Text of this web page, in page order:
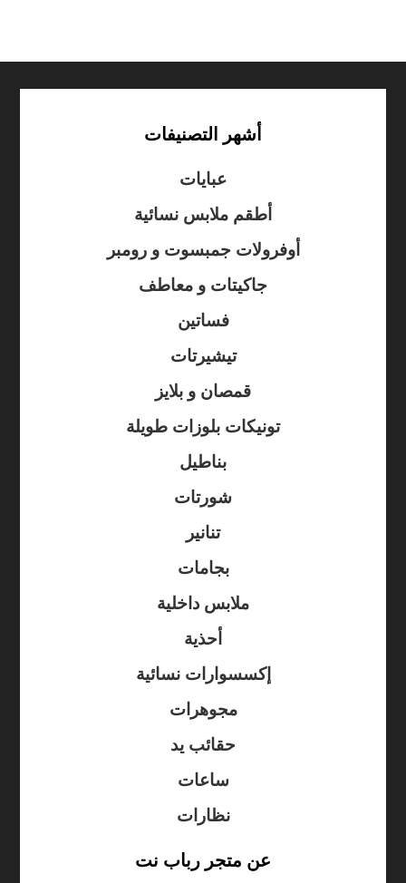
أشهر التصنيفات
عبايات
أطقم ملابس نسائية
أوفرولات جمبسوت و رومبر
جاكيتات و معاطف
فساتين
تيشيرتات
قمصان و بلايز
تونيكات بلوزات طويلة
بناطيل
شورتات
تنانير
بجامات
ملابس داخلية
أحذية
إكسسوارات نسائية
مجوهرات
حقائب يد
ساعات
نظارات
عن متجر رباب نت